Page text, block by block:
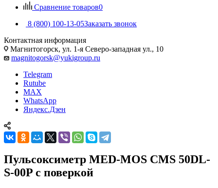
Сравнение товаров0
8 (800) 100-13-05Заказать звонок
Контактная информация
Магнитогорск, ул. 1-я Северо-западная ул., 10
magnitogorsk@yukigroup.ru
Telegram
Rutube
MAX
WhatsApp
Яндекс.Дзен
Пульсоксиметр MED-MOS CMS 50DL-
S-00P с поверкой